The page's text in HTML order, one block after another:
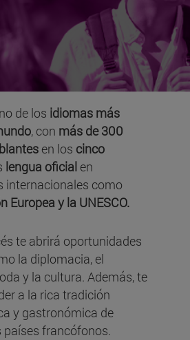
de los idiomas más
, con más de 300
en los cinco
lengua oficial en
internacionales como
Europea y la UNESCO.
te abrirá oportunidades
la diplomacia, el
y la cultura. Además, te
a la rica tradición
y gastronómica de
países francófonos.